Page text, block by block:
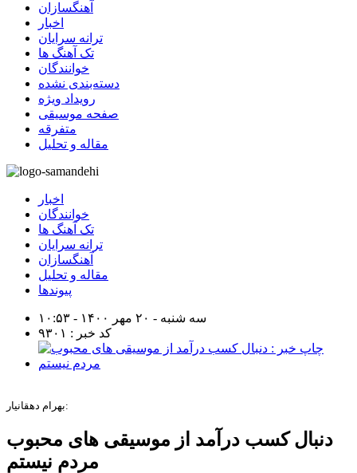
آهنگسازان
اخبار
ترانه سرایان
تک آهنگ ها
خوانندگان
دسته‌بندی نشده
رویداد ویژه
صفحه موسیقی
متفرقه
مقاله و تحلیل
اخبار
خوانندگان
تک آهنگ ها
ترانه سرایان
آهنگسازان
مقاله و تحلیل
پیوندها
سه شنبه - ۲۰ مهر ۱۴۰۰ - ۱۰:۵۳
کد خبر : ۹۳۰۱
بهرام دهقانیار:
دنبال کسب درآمد از موسیقی های محبوب
مردم نیستم